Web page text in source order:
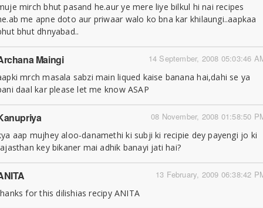
mirch bhut pasand he.aur ye mere liye bilkul hi nai recipes
me apne doto aur priwaar walo ko bna kar khilaungi..aapkaa
bhut dhnyabad..
14 September, 2008 05:03:46
Maingi
mrch masala sabzi main liqued kaise banana hai,dahi se ya
daal kar please let me know ASAP
08 November, 2008 01:58:50
aap mujhey aloo-danamethi ki subji ki recipie dey payengi jo ki
key bikaner mai adhik banayi jati hai?
13 February, 2009 06:38:42
for this dilishias recipy ANITA